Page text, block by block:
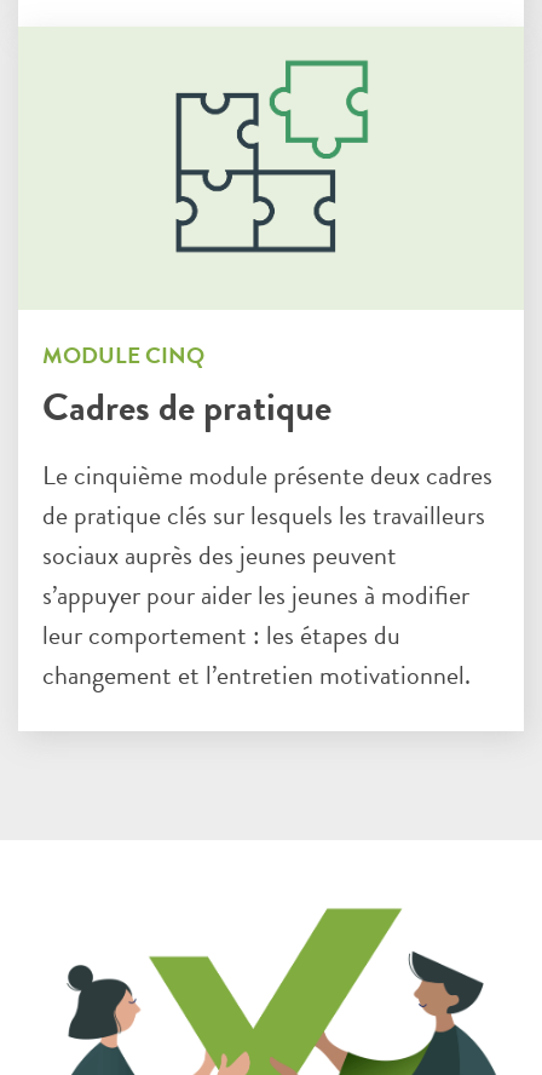
MODULE CINQ
Cadres de pratique
Le cinquième module présente deux cadres
de pratique clés sur lesquels les travailleurs
sociaux auprès des jeunes peuvent
s’appuyer pour aider les jeunes à modifier
leur comportement : les étapes du
changement et l’entretien motivationnel.